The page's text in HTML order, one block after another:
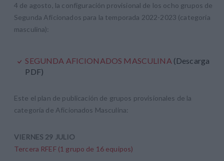
4 de agosto, la configuración provisional de los ocho grupos de
Segunda Aficionados para la temporada 2022-2023 (categoría
masculina):
SEGUNDA AFICIONADOS MASCULINA (Descarga
PDF)
Este el plan de publicación de grupos provisionales de la
categoría de Aficionados Masculina:
VIERNES 29 JULIO
Tercera RFEF (1 grupo de 16 equipos)